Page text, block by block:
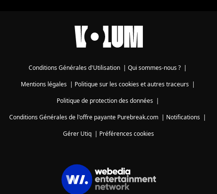
Conditions Générales d'Utilisation | Qui sommes-nous ? |
Mentions légales| Politique sur les cookies et autres traceurs|
Politique de protection des données|
Conditions Générales de l'offre payante Purebreak.com | Notifications |
Gérer Utiq | Préférences cookies